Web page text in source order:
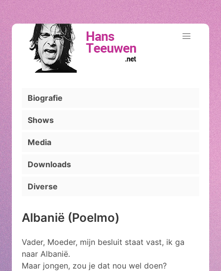
Biografie
Shows
Media
Downloads
Diverse
Albanië (Poelmo)
Vader, Moeder, mijn besluit staat vast, ik ga
naar Albanië.
Maar jongen, zou je dat nou wel doen?